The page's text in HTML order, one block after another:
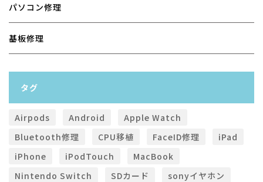
パソコン修理
基板修理
タグ
Airpods Android
Apple Watch
Bluetooth修理
CPU移植 FaceID修理
iPad
iPhone
iPodTouch
MacBook
Nintendo Switch
SDカード
sonyイヤホン